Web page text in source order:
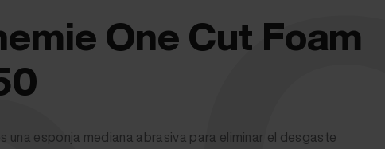
One Cut Foam
una esponja mediana abrasiva para eliminar el desgaste